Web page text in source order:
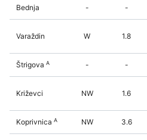
Bednja - -
Varaždin W 1.8
Štrigova A - -
Križevci NW 1.6
Koprivnica A NW 3.6